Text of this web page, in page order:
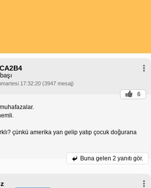
17:32:20 (3947 mesaj)
6
çünkü amerika yan gelip yatıp çocuk doğurana
Buna gelen 2 yanıtı gör.